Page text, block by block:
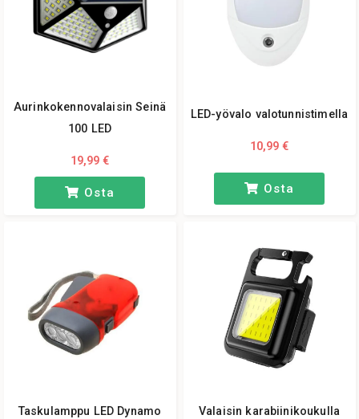
Aurinkokennovalaisin Seinä
100 LED
19,99 €
Osta
LED-yövalo valotunnistimella
10,99 €
Osta
Taskulamppu LED Dynamo Valaisin karabiinikoukulla